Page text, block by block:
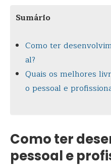
Sumário
Como ter
al?
Quais os melhores
o pessoal e
Como ter
pessoal e